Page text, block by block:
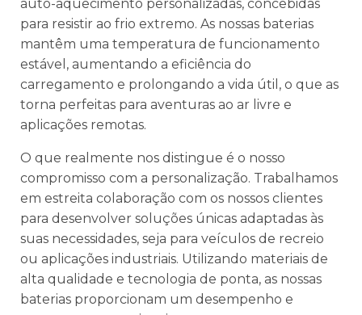
auto-aquecimento personalizadas, concebidas
para resistir ao frio extremo. As nossas baterias
mantêm uma temperatura de funcionamento
estável, aumentando a eficiência do
carregamento e prolongando a vida útil, o que as
torna perfeitas para aventuras ao ar livre e
aplicações remotas.
O que realmente nos distingue é o nosso
compromisso com a personalização. Trabalhamos
em estreita colaboração com os nossos clientes
para desenvolver soluções únicas adaptadas às
suas necessidades, seja para veículos de recreio
ou aplicações industriais. Utilizando materiais de
alta qualidade e tecnologia de ponta, as nossas
baterias proporcionam um desempenho e